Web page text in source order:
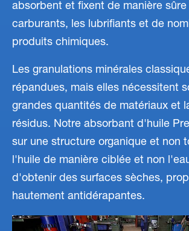
absorbent et fixent de manière sûre
carburants, les lubrifiants et de
produits chimiques.
Les granulations minérales
répandues, mais elles nécessitent
grandes quantités de matériaux et
résidus. Notre absorbant d'huile
sur une structure organique et non
l'huile de manière ciblée et non
d'obtenir des surfaces sèches,
hautement antidérapantes.